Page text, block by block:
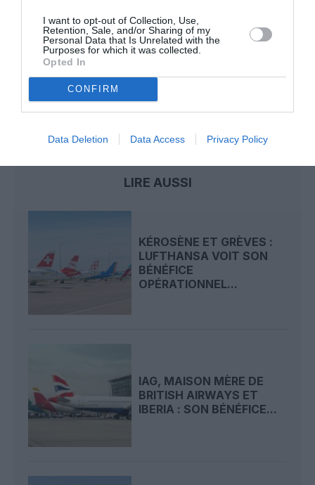
I want to opt-out of Collection, Use,
Retention, Sale, and/or Sharing of my
Personal Data that Is Unrelated with the
Purposes for which it was collected.
Opted In
CONFIRM
Data Deletion Data Access Privacy Policy
SERGE13a commenté l'article :
A380 de Lufthansa : les « vrais » sièges hublot en
classe Affaires deviennent payants
résultats financiers
LIRE AUSSI
KÉROSÈNE ET GRÈVES :
LUFTHANSA VOIT SON
BÉNÉFICE
OPÉRATIONNEL...
IAG, MAISON MÈRE DE
BRITISH AIRWAYS ET
IBERIA : SON BÉNÉFICE...